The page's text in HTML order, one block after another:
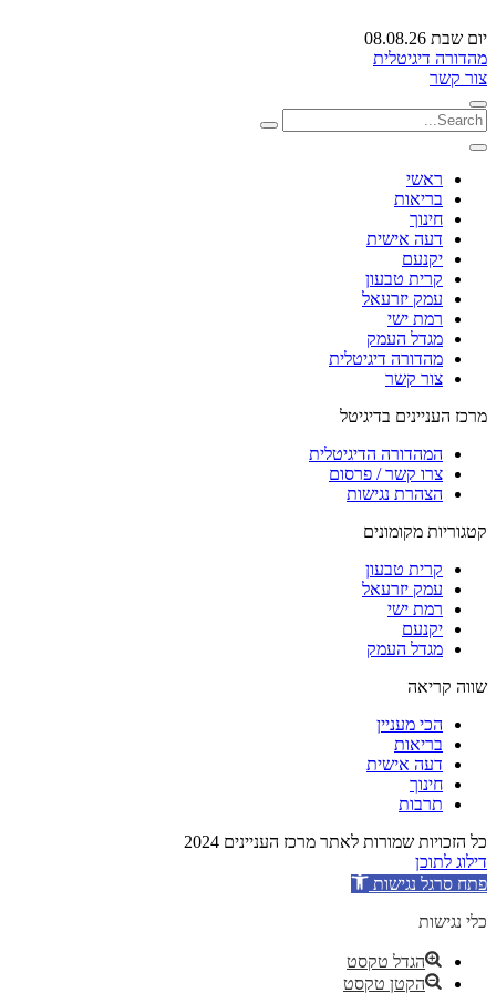
יום שבת 08.08.26
מהדורה דיגיטלית
צור קשר
ראשי
בריאות
חינוך
דעה אישית
יקנעם
קרית טבעון
עמק יזרעאל
רמת ישי
מגדל העמק
מהדורה דיגיטלית
צור קשר
מרכז העניינים בדיגיטל
המהדורה הדיגיטלית
צרו קשר / פרסום
הצהרת נגישות
קטגוריות מקומונים
קרית טבעון
עמק יזרעאל
רמת ישי
יקנעם
מגדל העמק
שווה קריאה
הכי מעניין
בריאות
דעה אישית
חינוך
תרבות
כל הזכויות שמורות לאתר מרכז העניינים 2024
דילוג לתוכן
פתח סרגל נגישות
כלי נגישות
הגדל טקסט
הקטן טקסט